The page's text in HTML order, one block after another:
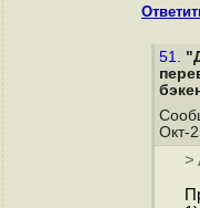
51.
Окт-
>